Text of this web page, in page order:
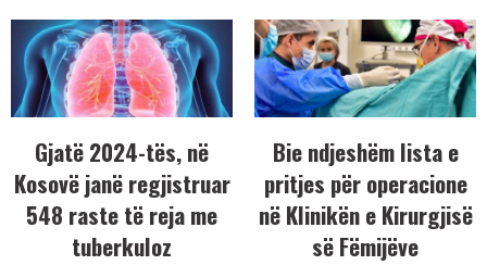
Gjatë 2024-tës, në
Kosovë janë regjistruar
548 raste të reja me
tuberkuloz
Bie ndjeshëm lista e
pritjes për operacione
në Klinikën e Kirurgjisë
së Fëmijëve